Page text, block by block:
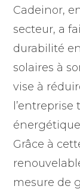
Cadeinor,
secteur, a
durabilité
solaires à
vise à
Grâce à
mesure de